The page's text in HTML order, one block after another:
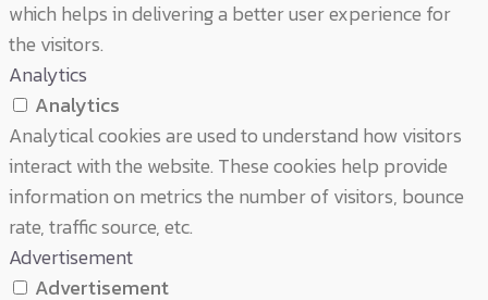
which helps in delivering a better user experience for
the visitors.
Analytics
Analytics
Analytical cookies are used to understand how visitors
interact with the website. These cookies help provide
information on metrics the number of visitors, bounce
rate, traffic source, etc.
Advertisement
Advertisement